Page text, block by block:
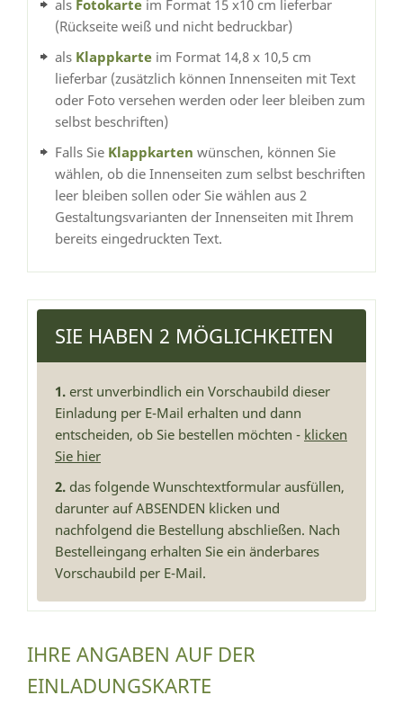
als Fotokarte im Format 15 x10 cm lieferbar
(Rückseite weiß und nicht bedruckbar)
als Klappkarte im Format 14,8 x 10,5 cm
lieferbar (zusätzlich können Innenseiten mit Text
oder Foto versehen werden oder leer bleiben zum
selbst beschriften)
Falls Sie Klappkarten wünschen, können Sie
wählen, ob die Innenseiten zum selbst beschriften
leer bleiben sollen oder Sie wählen aus 2
Gestaltungsvarianten der Innenseiten mit Ihrem
bereits eingedruckten Text.
SIE HABEN 2 MÖGLICHKEITEN
1. erst unverbindlich ein Vorschaubild dieser
Einladung per E-Mail erhalten und dann
entscheiden, ob Sie bestellen möchten - klicken
Sie hier
2. das folgende Wunschtextformular ausfüllen,
darunter auf ABSENDEN klicken und
nachfolgend die Bestellung abschließen. Nach
Bestelleingang erhalten Sie ein änderbares
Vorschaubild per E-Mail.
IHRE ANGABEN AUF DER
EINLADUNGSKARTE